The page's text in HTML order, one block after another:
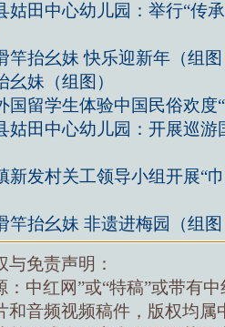
姑田中心幼儿园：举行“传
竿抬幺妹 快乐迎新年（组
妹（组图）
国留学生体验中国民俗欢度
姑田中心幼儿园：开展巡游
新发村关工领导小组开展“
竿抬幺妹 非遗进梅园（组
免责声明：
：中红网”或“特稿”或带有
和音频视频稿件，版权均属